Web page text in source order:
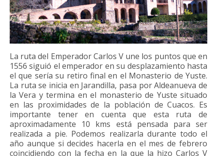
La ruta del Emperador Carlos V une los puntos que en
1556 siguió el emperador en su desplazamiento hasta
el que sería su retiro final en el Monasterio de Yuste.
La ruta se inicia en Jarandilla, pasa por Aldeanueva de
la Vera y termina en el monasterio de Yuste situado
en las proximidades de la población de Cuacos. Es
importante tener en cuenta que esta ruta de
aproximadamente 10 kms está pensada para ser
realizada a pie. Podemos realizarla durante todo el
año aunque si decides hacerla en el mes de febrero
coincidiendo con la fecha en la que la hizo Carlos V